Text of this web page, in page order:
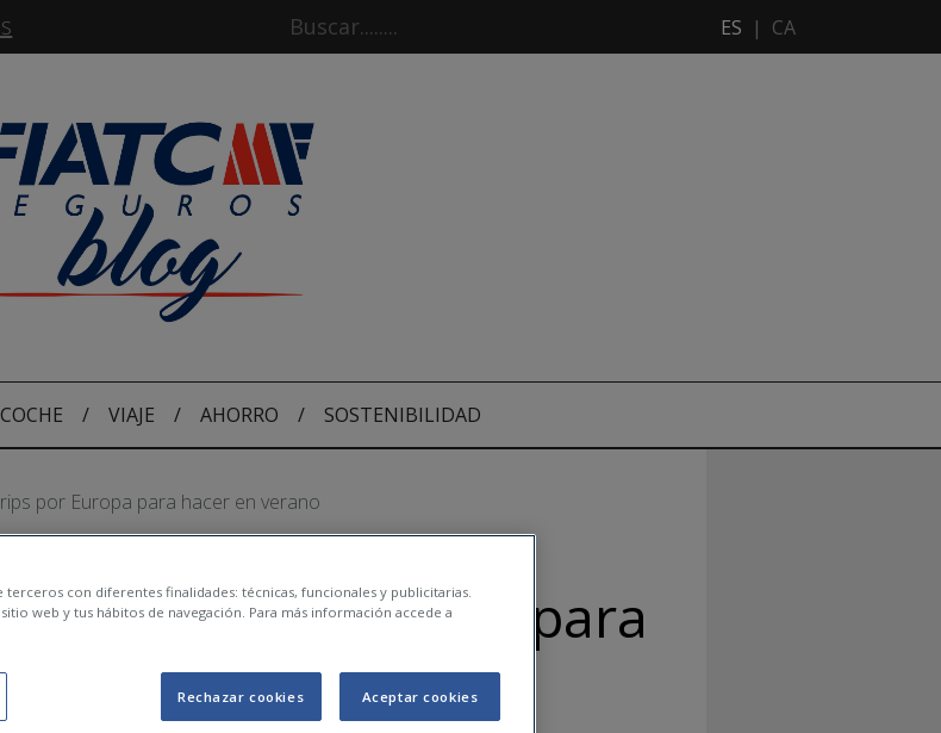
ES | CA
COCHE / VIAJE / AHORRO / SOSTENIBILIDAD
por Europa para hacer en verano
trips por Europa para
con diferentes finalidades: técnicas, funcionales y publicitarias.
web y tus hábitos de navegación. Para más información accede a
Rechazar cookies Aceptar cookies